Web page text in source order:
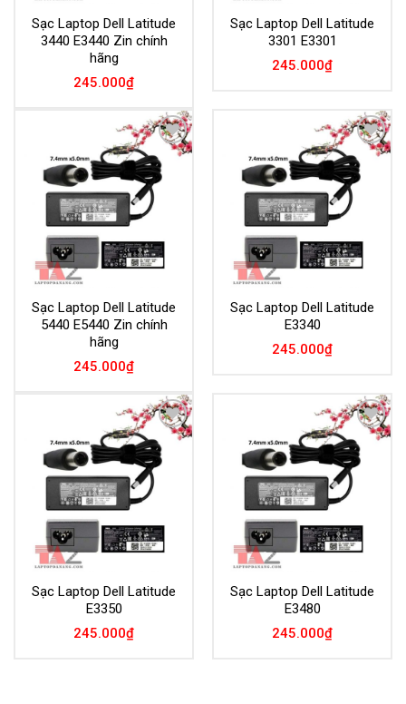
Sạc Laptop Dell Latitude
3440 E3440 Zin chính
hãng
245.000₫
Sạc Laptop Dell Latitude
3301 E3301
245.000₫
Add to
Wishlist
Sạc Laptop Dell Latitude
5440 E5440 Zin chính
hãng
245.000₫
Add to
Wishlist
Sạc Laptop Dell Latitude
E3340
245.000₫
Add to
Wishlist
Sạc Laptop Dell Latitude
E3350
245.000₫
Add to
Wishlist
Sạc Laptop Dell Latitude
E3480
245.000₫